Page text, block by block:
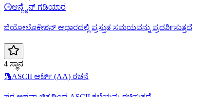
🕒ಆನ್ಲೈನ್ ಗಡಿಯಾರ
ಜಿಯೋಲೊಕೇಶನ್ ಆಧಾರದಲ್ಲಿ ಪ್ರಸ್ತುತ ಸಮಯವನ್ನು ಪ್ರದರ್ಶಿಸುತ್ತದೆ
4 ಸ್ಥಾನ
🔡ASCII ಆರ್ಟ್ (AA) ರಚನೆ